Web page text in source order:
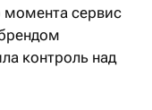
момента сервис
контроль над